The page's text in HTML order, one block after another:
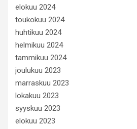
elokuu 2024
toukokuu 2024
huhtikuu 2024
helmikuu 2024
tammikuu 2024
joulukuu 2023
marraskuu 2023
lokakuu 2023
syyskuu 2023
elokuu 2023